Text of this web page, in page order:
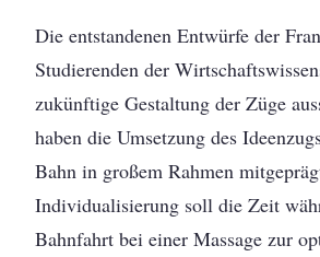
Die entstandenen Entwürfe der
Studierenden der
zukünftige Gestaltung der Züge
haben die Umsetzung des
Bahn in großem Rahmen
Individualisierung soll die Zeit
Bahnfahrt bei einer Massage zur